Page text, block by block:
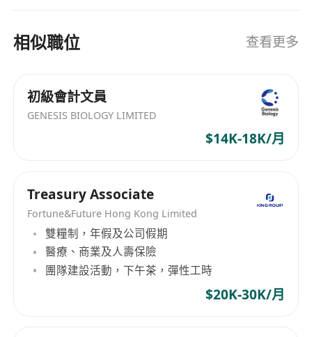
相似職位 查看更多
初級會計文員
GENESIS BIOLOGY LIMITED
$14K-18K/月
Treasury Associate
Fortune&Future Hong Kong Limited
雙糧制，年假及公司假期
醫療、商業及人壽保險
團隊建設活動，下午茶，彈性工時
$20K-30K/月